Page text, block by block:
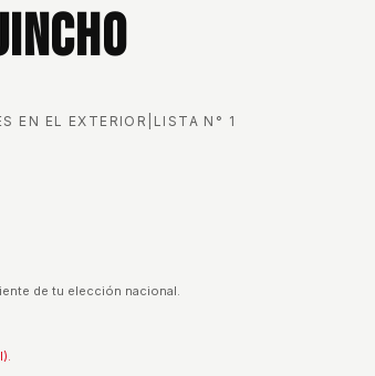
EN EL EXTERIOR LISTA N° 1
de tu elección nacional.